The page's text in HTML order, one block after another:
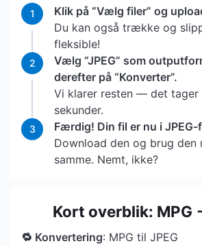
1
Klik på “Vælg filer” og
Du kan også trække og
fleksible!
2
Vælg “JPEG” som
derefter på “Konverter”.
Vi klarer resten — det tager
sekunder.
3
Færdig! Din fil er nu i JPEG-
Download den og brug den
samme. Nemt, ikke?
Kort overblik: MPG
🔁 Konvertering: MPG til JPEG